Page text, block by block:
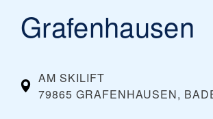
Grafenhausen
AM SKILIFT
79865 GRAFENHAUSEN,